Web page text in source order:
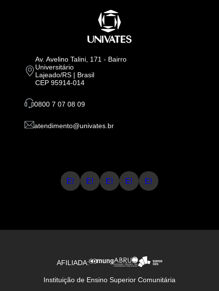
Av. Avelino Talini, 171 - Bairro
Universitário
Lajeado/RS | Brasil
CEP 95914-014
0800 7 07 08 09
atendimento@univates.br
E! E! E! E! E!
AFILIADA:
Instituição de Ensino Superior Comunitária